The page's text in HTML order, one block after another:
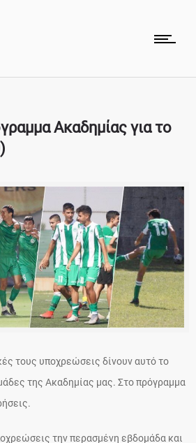
Ακαδημίας για το
τους υποχρεώσεις δίνουν αυτό το
της Ακαδημίας μας. Στο πρόγραμμα
την περασμένη εβδομάδα και